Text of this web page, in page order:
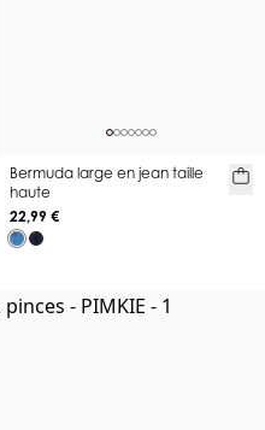
Bermuda large en jean taille
haute
22,99 €